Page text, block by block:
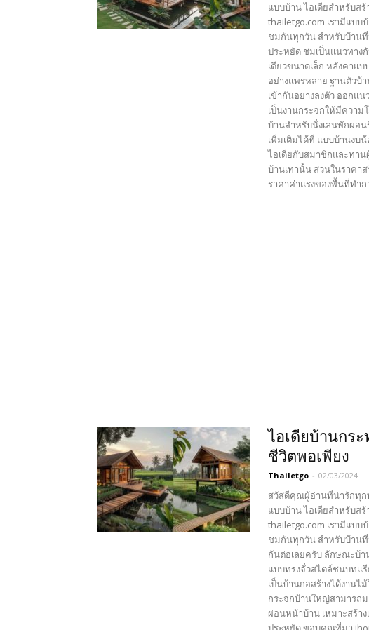
แบบบ้าน ไอเดียสำหรับส
thailetgo.com เรามีแบบ
ชมกันทุกวัน สำหรับบ้านที่
ประหยัด ชมเป็นแนวทาง
เดียวขนาดเล็ก หลังคาแ
อย่างแพร่หลาย ฐานตัวบ้
เข้ากันอย่างลงตัว ออกแ
เป็นงานกระจกให้มีความ
บ้านสำหรับนั่งเล่นพักผ่อน
เพิ่มเติมได้ที่ แบบบ้านงบน้
ไอเดียกับสมาชิกและท่าน
บ้านเท่านั้น ส่วนในราคา
ราคาค่าแรงของพื้นที่ทำก
ไอเดียบ้านกร
ชีวิตพอเพียง
Thailetgo - 02/03/2024
สวัสดีคุณผู้อ่านที่น่ารักทุก
แบบบ้าน ไอเดียสำหรับส
thailetgo.com เรามีแบบ
ชมกันทุกวัน สำหรับบ้าน
กันต่อเลยครับ ลักษณะบ้า
แบบทรงจั่วสไตล์ชนบทเ
เป็นบ้านก่อสร้างได้งานไ
กระจกบ้านใหญ่สามารถม
ผ่อนหน้าบ้าน เหมาะสร้า